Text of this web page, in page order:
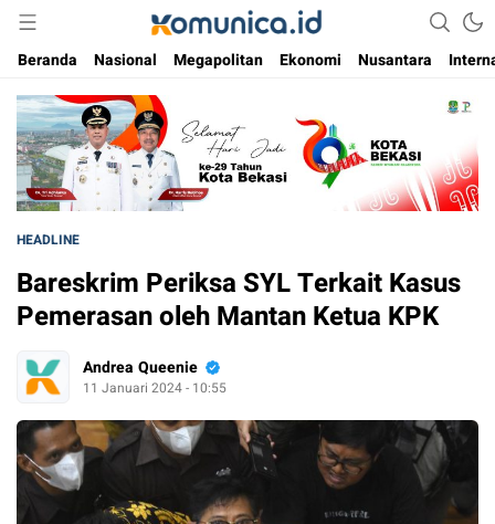
Komunica
Media Informasi Masa Kini
Beranda
Nasional Megapolitan Ekonomi Nusantara
HEADLINE
Bareskrim Periksa SYL Terkait Kasus
Pemerasan oleh Mantan Ketua KPK
Andrea Queenie
11 Januari 2024 - 10:55